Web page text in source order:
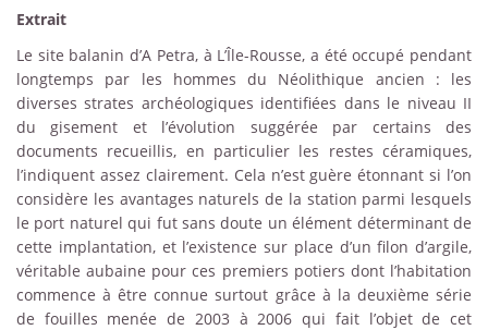
Extrait
Le site balanin d’A Petra, à L’Île-Rousse, a été occupé pendant
longtemps par les hommes du Néolithique ancien : les
diverses strates archéologiques identifiées dans le niveau II
du gisement et l’évolution suggérée par certains des
documents recueillis, en particulier les restes céramiques,
l’indiquent assez clairement. Cela n’est guère étonnant si l’on
considère les avantages naturels de la station parmi lesquels
le port naturel qui fut sans doute un élément déterminant de
cette implantation, et l’existence sur place d’un filon d’argile,
véritable aubaine pour ces premiers potiers dont l’habitation
commence à être connue surtout grâce à la deuxième série
de fouilles menée de 2003 à 2006 qui fait l’objet de cet